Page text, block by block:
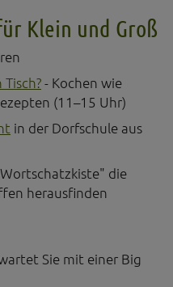
gespeicherten Daten werden
gespeichert. Eine
Adresse, so dass diese gekürzt
Internetseite zugeordnet
oder Vimeo eingebunden.
Informationen über die
bevor diese sich das Video
dieser Website
wie z.B. Google Maps sein
Klein und Groß
- Kochen wie
(11–15 Uhr)
in der Dorfschule aus
die
herausfinden
Sie mit einer Big